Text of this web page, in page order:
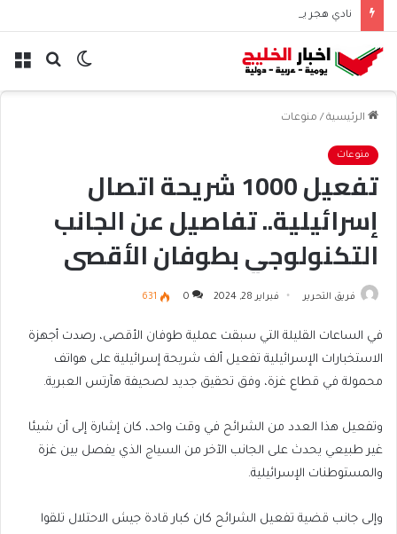
نادي هجر يعلن التعاقد مع المدافع الجزائري “أيوب دربال”
بحث الوضع
الرئيسية / منوعات
منوعات
تفعيل 1000 شريحة اتصال
إسرائيلية.. تفاصيل عن الجانب
التكنولوجي بطوفان الأقصى
فريق التحرير فبراير 28, 2024 0
631
في الساعات القليلة التي سبقت عملية طوفان الأقصى، رصدت أجهزة
الاستخبارات الإسرائيلية تفعيل ألف شريحة إسرائيلية على هواتف
محمولة في قطاع غزة، وفق تحقيق جديد لصحيفة هآرتس العبرية.
وتفعيل هذا العدد من الشرائح في وقت واحد، كان إشارة إلى أن شيئا
غير طبيعي يحدث على الجانب الآخر من السياج الذي يفصل بين غزة
والمستوطنات الإسرائيلية.
وإلى جانب قضية تفعيل الشرائح كان كبار قادة جيش الاحتلال تلقوا